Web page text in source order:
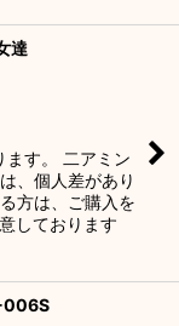
達
す。 二アミン
、個人差があり
方は、ご購入を
しております
006S